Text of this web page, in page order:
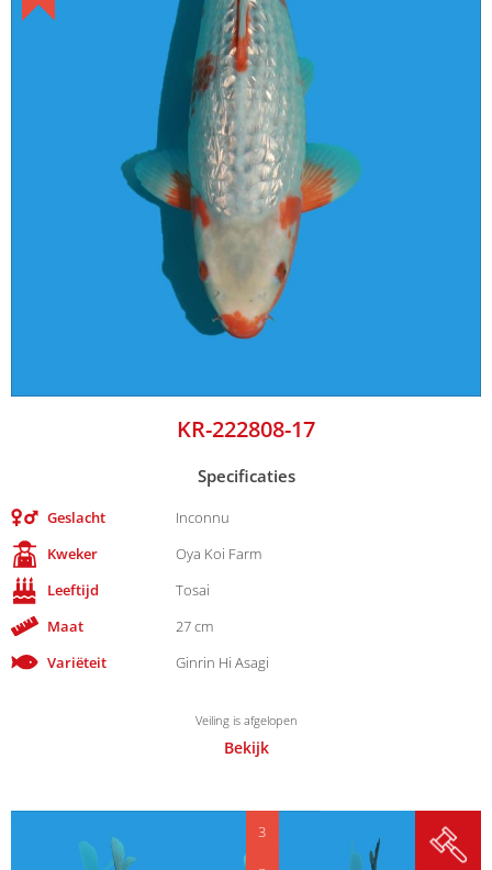
KR-222808-17
Specificaties
Geslacht
Inconnu
Kweker
Oya Koi Farm
Leeftijd
Tosai
Maat
27 cm
Variëteit
Ginrin Hi Asagi
Veiling is afgelopen
Bekijk